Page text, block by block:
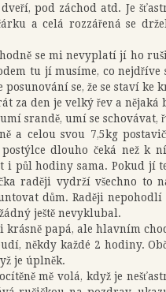
pod záchod atd. Je
a celá rozzářená se
se mi nevyplatí jí ho
tu jí musíme, co
posunování se, že se staví
za den je velký řev a
srandě, umí se
a celou svou 7,5kg
dlouho čeká než k
i půl hodiny sama. Pokud jí
raději vydrží všechno to
dům. Raději nepohodlí
ještě nevyklubal.
krásně papá, ale hlavním
někdy každé 2 hodiny.
je úplněk.
mě volá, když je